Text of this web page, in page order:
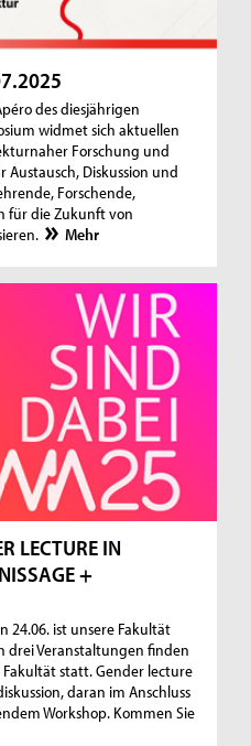
des diesjährigen
widmet sich aktuellen
Forschung und
Diskussion und
Forschende,
für die Zukunft von
Mehr
LECTURE IN
+
24.06. ist unsere Fakultät
drei Veranstaltungen finden
statt. Gender lecture
daran im Anschluss
Workshop. Kommen Sie